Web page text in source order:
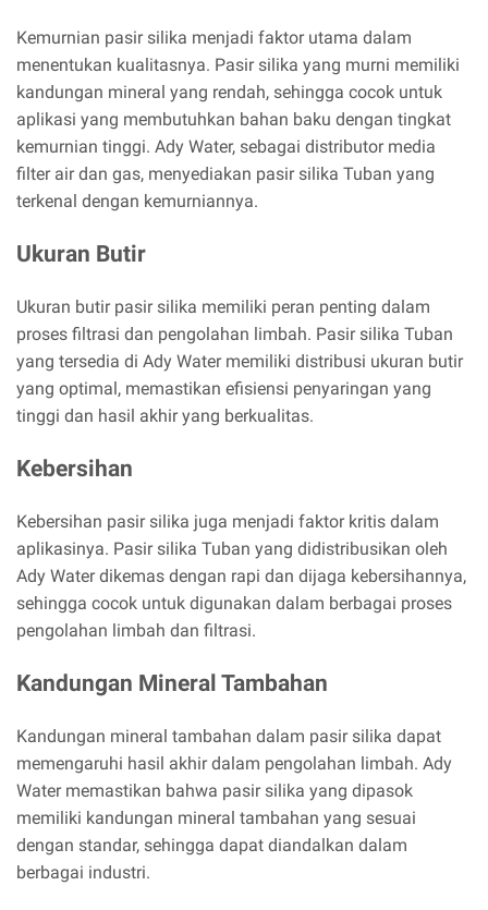
Kemurnian pasir silika menjadi faktor utama dalam
menentukan kualitasnya. Pasir silika yang murni memiliki
kandungan mineral yang rendah, sehingga cocok untuk
aplikasi yang membutuhkan bahan baku dengan tingkat
kemurnian tinggi. Ady Water, sebagai distributor media
filter air dan gas, menyediakan pasir silika Tuban yang
terkenal dengan kemurniannya.
Ukuran Butir
Ukuran butir pasir silika memiliki peran penting dalam
proses filtrasi dan pengolahan limbah. Pasir silika Tuban
yang tersedia di Ady Water memiliki distribusi ukuran butir
yang optimal, memastikan efisiensi penyaringan yang
tinggi dan hasil akhir yang berkualitas.
Kebersihan
Kebersihan pasir silika juga menjadi faktor kritis dalam
aplikasinya. Pasir silika Tuban yang didistribusikan oleh
Ady Water dikemas dengan rapi dan dijaga kebersihannya,
sehingga cocok untuk digunakan dalam berbagai proses
pengolahan limbah dan filtrasi.
Kandungan Mineral Tambahan
Kandungan mineral tambahan dalam pasir silika dapat
memengaruhi hasil akhir dalam pengolahan limbah. Ady
Water memastikan bahwa pasir silika yang dipasok
memiliki kandungan mineral tambahan yang sesuai
dengan standar, sehingga dapat diandalkan dalam
berbagai industri.